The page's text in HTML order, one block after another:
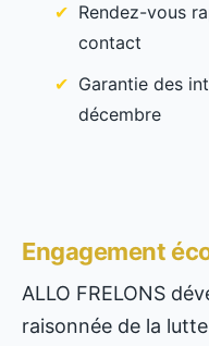
Rendez-vous
contact
Garantie des
décembre
Engagement
ALLO FRELONS
raisonnée de la